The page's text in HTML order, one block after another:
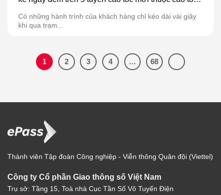
Bắc Nam
Có những hành trình của khách hàng chỉ kéo dài vài giây
khi qua trạm...
1 2 3 4 … 68
Thành viên Tập đoàn Công nghiệp - Viễn thông Quân đội (Viettel)
Công ty Cổ phần Giao thông số Việt Nam
Trụ sở: Tầng 15, Toà nhà Cục Tần Số Vô Tuyến Điện